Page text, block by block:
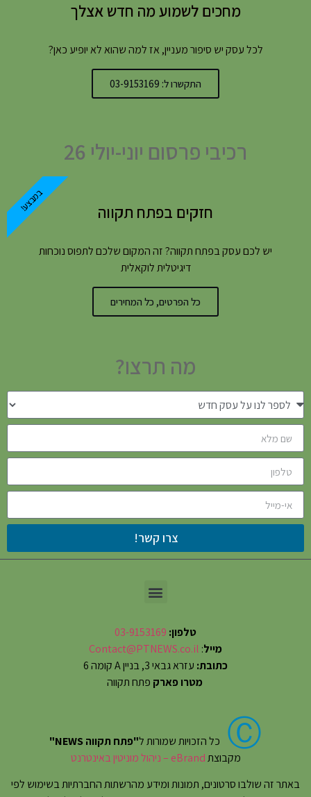
מחכים לשמוע מה חדש אצלך
לכל עסק יש סיפור מעניין, אז למה שהוא לא יופיע כאן?
התקשרו ל: 03-9153169
רכיבי פרסום יוני-יולי 26
חזקים בפתח תקווה
יש לכם עסק בפתח תקווה? זה המקום שלכם לתפוס נוכחות
דיגיטלית לוקאלית
כל הפרטים, כל המחירים
במבצע!
מה תרצו?
צרו קשר!
טלפון: 03-9153169
מייל:
Contact@PTNEWS.co.il
כתובת: עזרא גבאי 3, בניין A קומה 6
מטרו פארק פתח תקווה
Ⓒ כל הזכויות שמורות ל"פתח תקווה NEWS"
מקבוצתeBrand – ניהול מוניטין באינטרנט
באתר זה שולבו סרטונים, תמונות ומידע מהרשתות החברתיות בשימוש לפי